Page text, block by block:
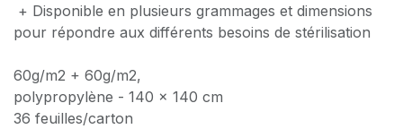
+ Disponible en plusieurs grammages et dimensions
pour répondre aux différents besoins de stérilisation
60g/m2 + 60g/m2,
polypropylène - 140 x 140 cm
36 feuilles/carton